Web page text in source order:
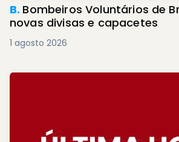
B. Bombeiros Voluntários de
novas divisas e capacetes
1 agosto 2026